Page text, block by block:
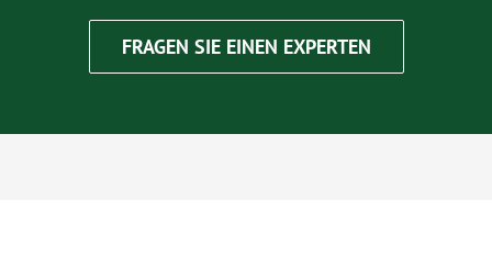
FRAGEN SIE EINEN EXPERTEN